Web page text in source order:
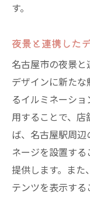
す。
夜景と連携した
名古屋市の夜景
デザインに新た
るイルミネーシ
用することで、
ば、名古屋駅周
ネージを設置す
提供します。ま
テンツを表示す